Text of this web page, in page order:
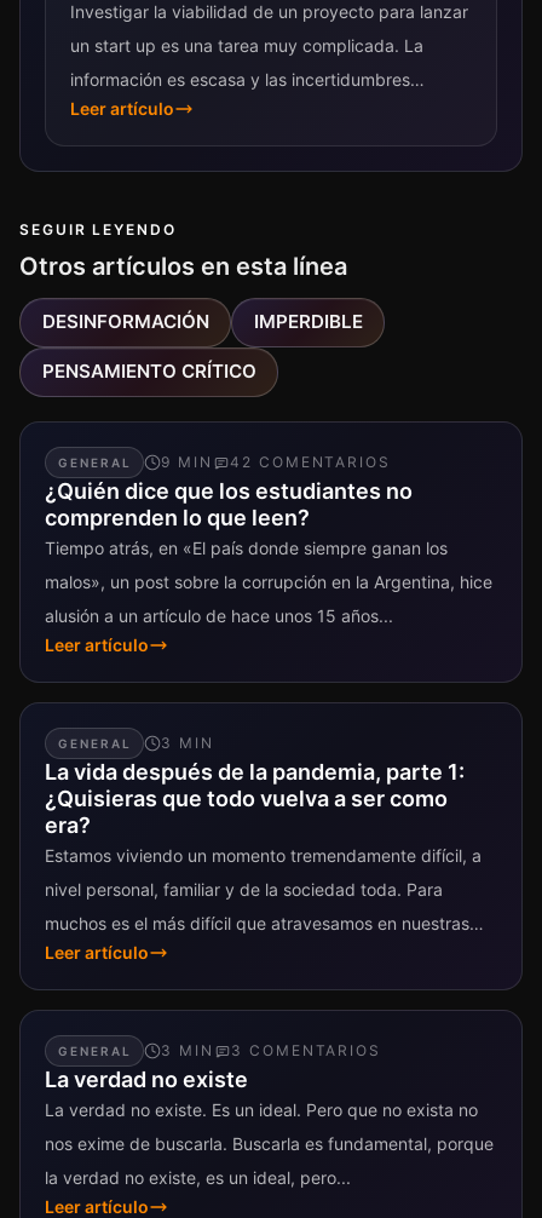
Investigar la viabilidad de un proyecto para lanzar
un start up es una tarea muy complicada. La
información es escasa y las incertidumbres
muchas. Sin embargo, cuando me...
Leer artículo
SEGUIR LEYENDO
Otros artículos en esta línea
DESINFORMACIÓN IMPERDIBLE
PENSAMIENTO CRÍTICO
GENERAL 9 MIN 42 COMENTARIO S
¿Quién dice que los estudiantes no
comprenden lo que leen?
Tiempo atrás, en «El país donde siempre ganan los
malos», un post sobre la corrupción en la Argentina, hice
alusión a un artículo de hace unos 15 años...
Leer artículo
GENERAL 3 MIN
La vida después de la pandemia, parte 1:
¿Quisieras que todo vuelva a ser como
era?
Estamos viviendo un momento tremendamente difícil, a
nivel personal, familiar y de la sociedad toda. Para
muchos es el más difícil que atravesamos en nuestras
vidas, encerrados en...
Leer artículo
GENERAL 3 MIN 3 COMENTARIO S
La verdad no existe
La verdad no existe. Es un ideal. Pero que no exista no
nos exime de buscarla. Buscarla es fundamental, porque
la verdad no existe, es un ideal, pero...
Leer artículo